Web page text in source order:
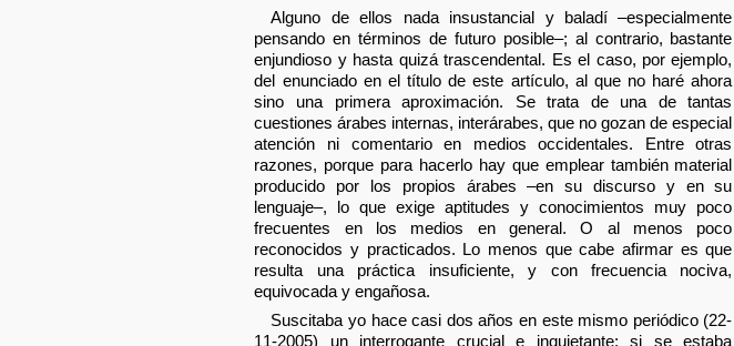
Alguno de ellos nada insustancial y baladí –especialmente
pensando en términos de futuro posible–; al contrario, bastante
enjundioso y hasta quizá trascendental. Es el caso, por ejemplo,
del enunciado en el título de este artículo, al que no haré ahora
sino una primera aproximación. Se trata de una de tantas
cuestiones árabes internas, interárabes, que no gozan de especial
atención ni comentario en medios occidentales. Entre otras
razones, porque para hacerlo hay que emplear también material
producido por los propios árabes –en su discurso y en su
lenguaje–, lo que exige aptitudes y conocimientos muy poco
frecuentes en los medios en general. O al menos poco
reconocidos y practicados. Lo menos que cabe afirmar es que
resulta una práctica insuficiente, y con frecuencia nociva,
equivocada y engañosa.
Suscitaba yo hace casi dos años en este mismo periódico (22-
11-2005) un interrogante crucial e inquietante: si se estaba